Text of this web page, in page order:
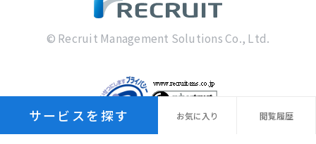
サービスを探す お気に 入り 閲覧履歴
© Recruit Management Solutions Co., Ltd.